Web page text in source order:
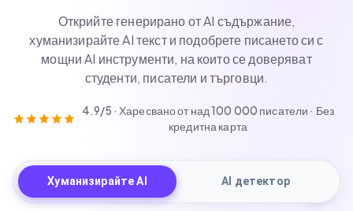
Открийте генерирано от AI съдържание,
хуманизирайте AI текст и подобрете писането си с
мощни AI инструменти, на които се доверяват
студенти, писатели и търговци.
4.9/5 · Харесвано от над 100 000 писатели · Без
кредитна карта
Хуманизирайте AI AI детектор